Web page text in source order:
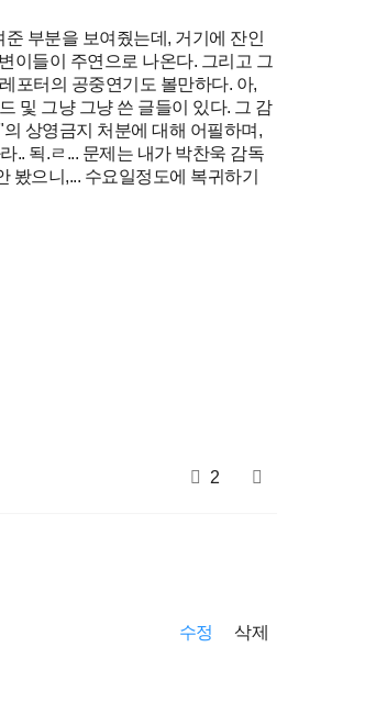
부분을 보여줬는데, 거기에 잔인
이들이 주연으로 나온다. 그리고 그
포터의 공중연기도 볼만하다. 아,
및 그냥 그냥 쓴 글들이 있다. 그 감
상영금지 처분에 대해 어필하며,
.. 됙.ㄹ... 문제는 내가 박찬욱 감독
봤으니,... 수요일정도에 복귀하기
2
수정 삭제